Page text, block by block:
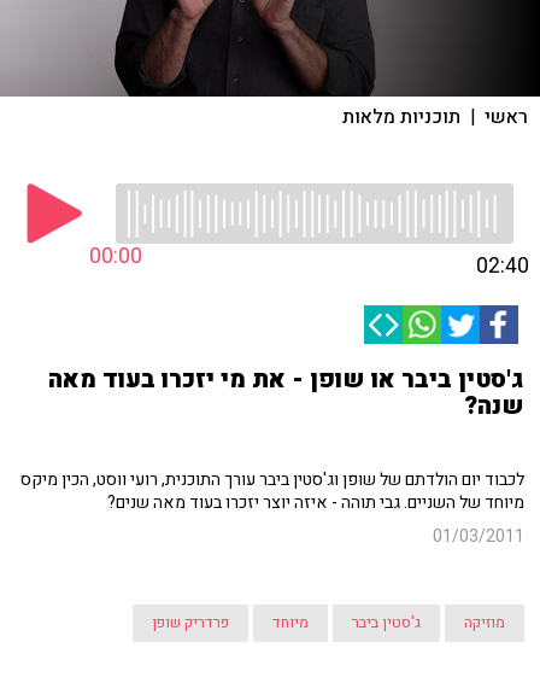
ראשי | תוכניות מלאות
00:00 02:40
ג'סטין ביבר או שופן - את מי יזכרו בעוד מאה
שנה?
לכבוד יום הולדתם של שופן וג'סטין ביבר עורך התוכנית, רועי ווסט, הכין מיקס
מיוחד של השניים. גבי תוהה - איזה יוצר יזכרו בעוד מאה שנים?
01/03/2011
מוזיקה ג'סטין ביבר מיוחד פרדריק שופן